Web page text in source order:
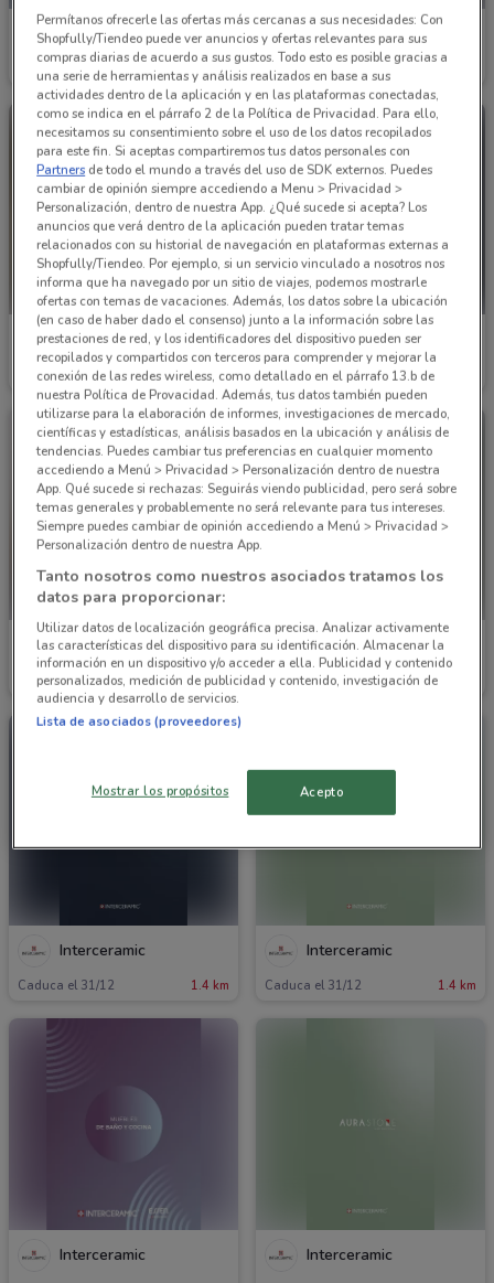
Infra
Caduca el 31/12 887 m
Infra
Caduca el 15/01
Infra
Caduca el 15/01 887 m
Infra
Caduca el 15/01
Porcelanite
Caduca el 31/12 1.3 km
Interceramic
Caduca el 31/12
Interceramic
Caduca el 31/12 1.4 km
Interceramic
Caduca el 31/12 1.4 km
Interceramic Interceramic
Permítanos ofrecerle las ofertas más cercanas a sus necesidades: Con
Shopfully/Tiendeo puede ver anuncios y ofertas relevantes para sus
compras diarias de acuerdo a sus gustos. Todo esto es posible gracias a
una serie de herramientas y análisis realizados en base a sus
actividades dentro de la aplicación y en las plataformas conectadas,
como se indica en el párrafo 2 de la Política de Privacidad. Para ello,
necesitamos su consentimiento sobre el uso de los datos recopilados
para este fin. Si aceptas compartiremos tus datos personales con
Partners de todo el mundo a través del uso de SDK externos. Puedes
cambiar de opinión siempre accediendo a Menu > Privacidad >
Personalización, dentro de nuestra App. ¿Qué sucede si acepta? Los
anuncios que verá dentro de la aplicación pueden tratar temas
relacionados con su historial de navegación en plataformas externas a
Shopfully/Tiendeo. Por ejemplo, si un servicio vinculado a nosotros nos
informa que ha navegado por un sitio de viajes, podemos mostrarle
ofertas con temas de vacaciones. Además, los datos sobre la ubicación
(en caso de haber dado el consenso) junto a la información sobre las
prestaciones de red, y los identificadores del dispositivo pueden ser
recopilados y compartidos con terceros para comprender y mejorar la
conexión de las redes wireless, como detallado en el párrafo 13.b de
nuestra Política de Provacidad. Además, tus datos también pueden
utilizarse para la elaboración de informes, investigaciones de mercado,
científicas y estadísticas, análisis basados en la ubicación y análisis de
tendencias. Puedes cambiar tus preferencias en cualquier momento
accediendo a Menú > Privacidad > Personalización dentro de nuestra
App. Qué sucede si rechazas: Seguirás viendo publicidad, pero será sobre
temas generales y probablemente no será relevante para tus intereses.
Siempre puedes cambiar de opinión accediendo a Menú > Privacidad >
Personalización dentro de nuestra App.
Tanto nosotros como nuestros asociados tratamos los
datos para proporcionar:
Utilizar datos de localización geográfica precisa. Analizar activamente
las características del dispositivo para su identificación. Almacenar la
información en un dispositivo y/o acceder a ella. Publicidad y contenido
personalizados, medición de publicidad y contenido, investigación de
audiencia y desarrollo de servicios.
Lista de asociados (proveedores)
Mostrar los propósitos Acepto